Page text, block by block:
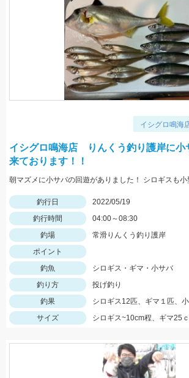
イシグロ鳴海
イシグロ鳴海店 りんくう釣り護岸に小
来ております！！
釣行日
2022/05/19
釣行時間
04:00～08:30
釣場
常滑りんくう釣り護岸
ポイント
釣魚
シロギス・ギマ・小サバ
釣り方
投げ釣り
釣果
シロギス12匹、ギマ１匹、
サイズ
シロギス~10cm程、ギマ25